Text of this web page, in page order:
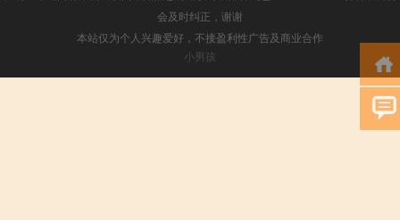
会及时纠正，谢谢
本站仅为个人兴趣爱好，不接盈利性广告及商业合作
小男孩